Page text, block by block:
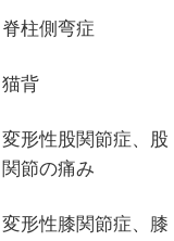
脊柱側弯症
猫背
変形性股関節症、股
関節の痛み
変形性膝関節症、膝